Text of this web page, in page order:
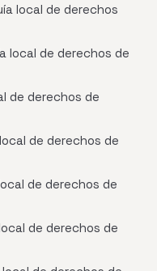
local de derechos
local de derechos de
de derechos de
de derechos de
de derechos de
de derechos de